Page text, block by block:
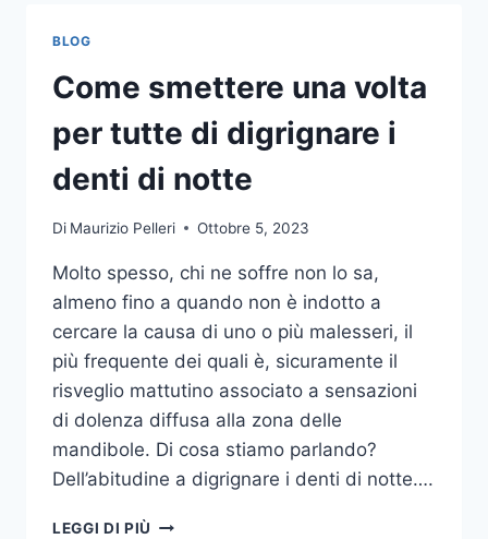
BLOG
Come smettere una volta
per tutte di digrignare i
denti di notte
Di Maurizio Pelleri Ottobre 5, 2023
Molto spesso, chi ne soffre non lo sa,
almeno fino a quando non è indotto a
cercare la causa di uno o più malesseri, il
più frequente dei quali è, sicuramente il
risveglio mattutino associato a sensazioni
di dolenza diffusa alla zona delle
mandibole. Di cosa stiamo parlando?
Dell’abitudine a digrignare i denti di notte….
LEGGI DI PIÙ COME